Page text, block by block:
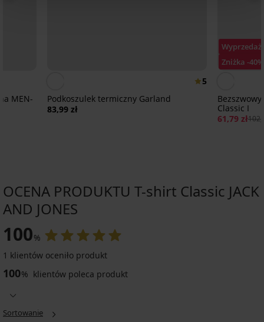
MEN-
5
Podkoszulek termiczny Garland
83,99 zł
Wyprzedaż
Zniżka -40%
Classic I
61,79 zł
2
T-
bawełniany
2
T-
bawełniany
PREMIUM
shirt
bawełniany
JACK
3PACK
Bawełniany
Jack
PREMIUM
3PACK
Calvin
OCENA PRODUKTU T-shirt Classic JACK
AND JONES
100%
1 klientów oceniło produkt
100% klientów poleca produkt
Sortowanie